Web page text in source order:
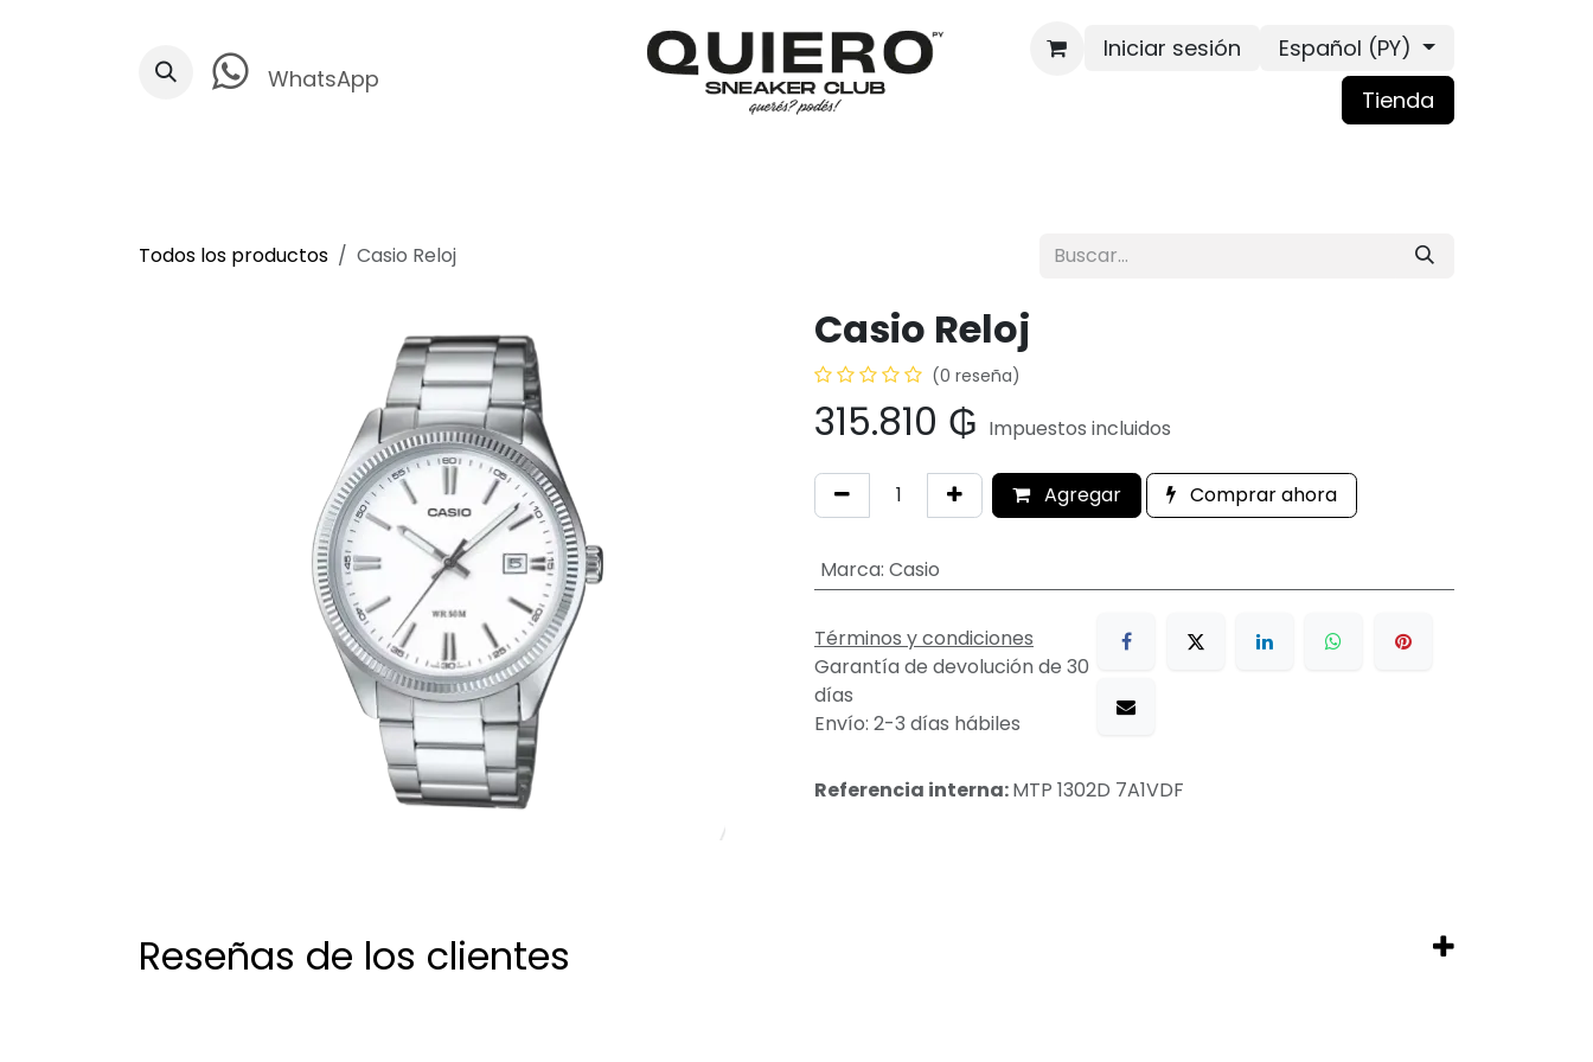
WhatsApp
Iniciar sesión
Español (PY)
Tienda
Todos los productos Casio Reloj
Casio Reloj
(0 reseña)
315.810 ₲ Impuestos incluidos
Agregar Comprar ahora
Marca: Casio
Términos y condiciones
Garantía de devolución de 30
días
Envío: 2-3 días hábiles
Referencia interna:MTP 1302D 7A1VDF
Reseñas de los clientes